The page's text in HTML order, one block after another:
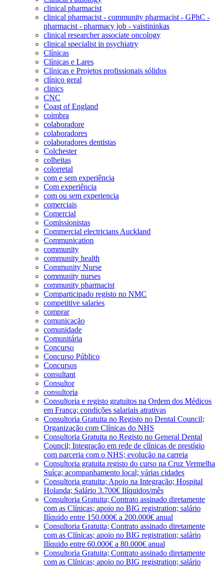
clinical pharmacist
clinical pharmacist - community pharmacist - GPhC -
pharmacist - pharmacy job - vaistininkas
clinical researcher associate oncology
clinical specialist in psychiatry
Clínicas
Clínicas e Lares
Clínicas e Projetos profissionais sólidos
clínico geral
clinics
CNC
Coast of England
coimbra
colaboradore
colaboradores
colaboradores dentistas
Colchester
colheitas
colorretal
com e sem experiência
Com experiência
com ou sem experiencia
comerciais
Comercial
Comissionistas
Commercial electricians Auckland
Communication
community
community health
Community Nurse
community nurses
community pharmacist
Comparticipado registo no NMC
competitive salaries
comprar
comunicação
comunidade
Comunitária
Concurso
Concurso Público
Concursos
consultant
Consultor
consultoria
Consultoria e registo gratuitos na Ordem dos Médicos
em França; condições salariais atrativas
Consultoria Gratuita no Registo no Dental Council;
Organização com Clínicas do NHS
Consultoria Gratuita no Registo no General Dental
Council; Integração em rede de clínicas de prestígio
com parceria com o NHS; evolução na carreia
Consultoria gratuita registo do curso na Cruz Vermelha
Suíça; acompanhamento local; várias cidades
Consultoria gratuita; Apoio na Integração; Hospital
Holanda; Salário 3.700€ Ilíquidos/mês
Consultoria Gratuita; Contrato assinado diretamente
com as Clínicas; apoio no BIG registration; salário
Ilíquido entre 150.000€ a 200.000€ anual
Consultoria Gratuita; Contrato assinado diretamente
com as Clínicas; apoio no BIG registration; salário
Ilíquido entre 60.000€ a 80.000€ anual
Consultoria Gratuita; Contrato assinado diretamente
com as Clínicas; apoio no BIG registration; salário